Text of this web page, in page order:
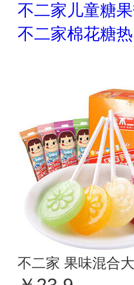
不二家儿童糖
不二家棉花糖
不二家 果味混合